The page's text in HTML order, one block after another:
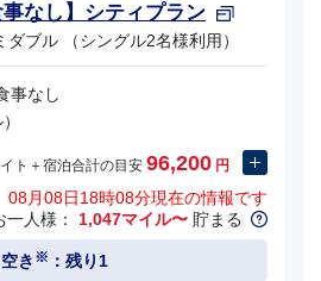
事なし】シティプラン
ブル （シングル2名様利用）
事なし
ト＋宿泊合計の目安 96,200 円
08月08日18時08分現在の情報です
一人様： 1,047マイル〜 貯まる
空き ※ ：残り1